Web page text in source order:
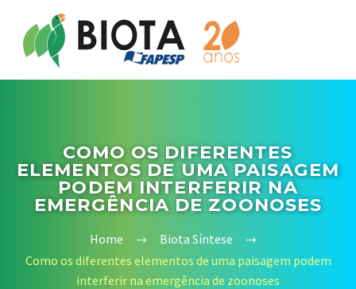
COMO OS DIFERENTES
ELEMENTOS DE UMA PAISAGEM
PODEM INTERFERIR NA
EMERGÊNCIA DE ZOONOSES
Home
Biota Síntese
Como os diferentes elementos de uma paisagem podem
interferir na emergência de zoonoses